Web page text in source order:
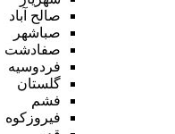
صالح آباد
صباشهر
صفادشت
فردوسیه
گلستان
فشم
فیروزکوه